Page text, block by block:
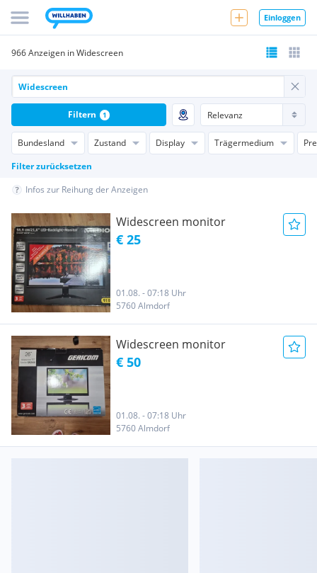
Einloggen
966 Anzeigen in Widescreen
Bundesland Zustand Display Trägermedium
Filter zurücksetzen
Filtern 1
Infos zur Reihung der Anzeigen
Widescreen monitor
€ 25
01.08. - 07:18 Uhr
5760 Almdorf
Widescreen monitor
€ 50
01.08. - 07:18 Uhr
5760 Almdorf